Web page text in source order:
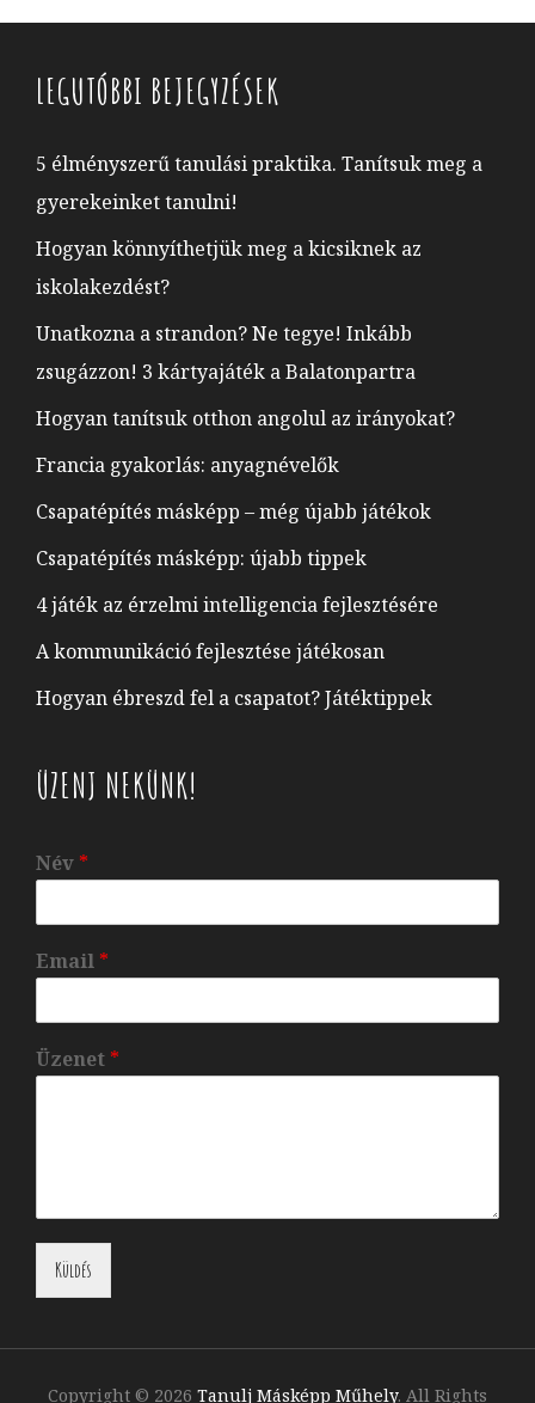
LEGUTÓBBI BEJEGYZÉSEK
5 élményszerű tanulási praktika. Tanítsuk meg a
gyerekeinket tanulni!
Hogyan könnyíthetjük meg a kicsiknek az
iskolakezdést?
Unatkozna a strandon? Ne tegye! Inkább
zsugázzon! 3 kártyajáték a Balatonpartra
Hogyan tanítsuk otthon angolul az irányokat?
Francia gyakorlás: anyagnévelők
Csapatépítés másképp – még újabb játékok
Csapatépítés másképp: újabb tippek
4 játék az érzelmi intelligencia fejlesztésére
A kommunikáció fejlesztése játékosan
Hogyan ébreszd fel a csapatot? Játéktippek
ÜZENJ NEKÜNK!
Név *
Email *
Üzenet *
Küldés
Copyright © 2026 Tanulj Másképp Műhely. All Rights